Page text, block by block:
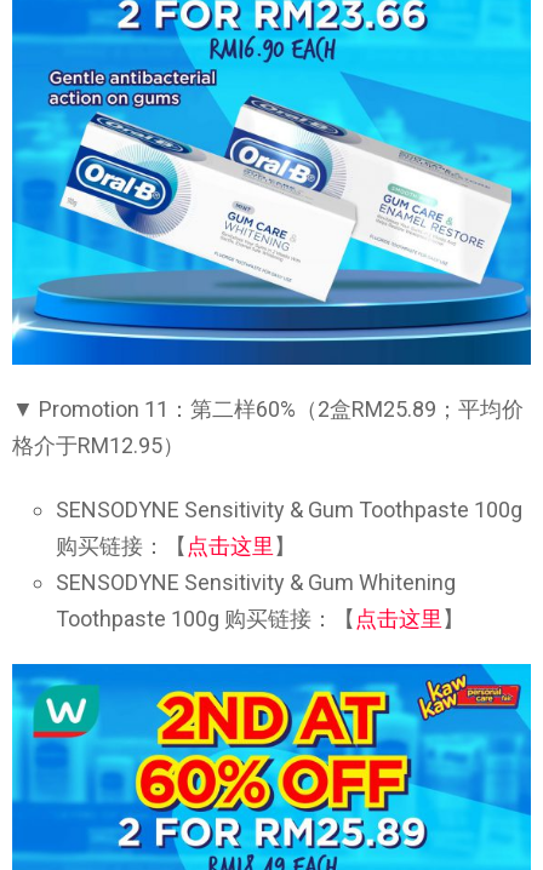
▼ Promotion 11：第二样60%（2盒RM25.89；平均价
格介于RM12.95）
SENSODYNE Sensitivity & Gum Toothpaste 100g
购买链接：【点击这里】
SENSODYNE Sensitivity & Gum Whitening
Toothpaste 100g 购买链接：【点击这里】